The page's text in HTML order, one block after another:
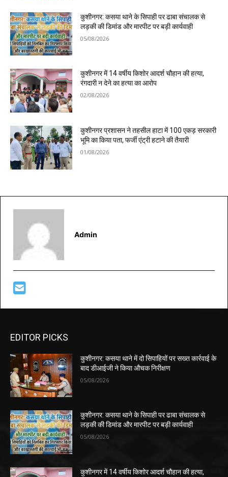
कुशीनगर: कसया थाने के सिपाही पर ढाबा संचालक से
लड़की की डिमांड और मारपीट पर बड़ी कार्यवाही
05/08/2026
कुशीनगर में 14 वर्षीय किशोर आदर्श चौहान की हत्या,
रंगदारी न देने का हत्या का आरोप
02/08/2026
कुशीनगर प्रशासन ने तहसील हाटा में 100 एकड़ सरकारी
भूमि का किया पता, फर्जी एंट्री हटाने की तैयारी
01/08/2026
Admin
EDITOR PICKS
कुशीनगर: कसया थाने में दो सिपाहियों पर सख्त कार्रवाई के
बाद डीआईजी ने किया औचक निरीक्षण
05/08/2026
कुशीनगर: कसया थाने के सिपाही पर ढाबा संचालक से
लड़की की डिमांड और मारपीट पर बड़ी कार्यवाही
05/08/2026
कुशीनगर में 14 वर्षीय किशोर आदर्श चौहान की हत्या,